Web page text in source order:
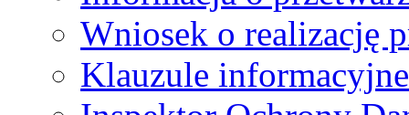
Wniosek o realizację
Klauzule